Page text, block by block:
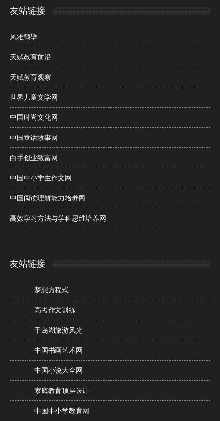
友站链接
风雅鹤壁
天赋教育前沿
天赋教育观察
世界儿童文学网
中国时尚文化网
中国童话故事网
白手创业致富网
中国中小学生作文网
中国阅读理解能力培养网
高效学习方法与学科思维培养网
友站链接
梦想方程式
高考作文训练
千岛湖旅游风光
中国书画艺术网
中国小说大全网
家庭教育顶层设计
中国中小学教育网